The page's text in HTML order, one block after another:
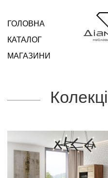
ГОЛОВНА
КАТАЛОГ
МАГАЗИНИ